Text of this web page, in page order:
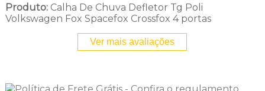
Produto:Calha De Chuva Defletor Tg Poli
Volkswagen Fox Spacefox Crossfox 4 portas
Ver mais avaliações